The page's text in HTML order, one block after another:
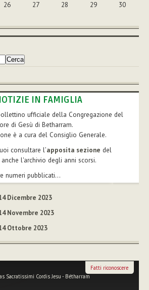
26 27 28 29
30
IN FAMIGLIA
ufficiale della Congregazione del
di Gesù di Betharram.
è a cura del Consiglio Generale.
consultare l’apposita sezione del
l'archivio degli anni scorsi.
numeri pubblicati...
Dicembre 2023
Novembre 2023
Ottobre 2023
Sacratissimi Cordis Jesu - Bétharram
Fatti riconoscere